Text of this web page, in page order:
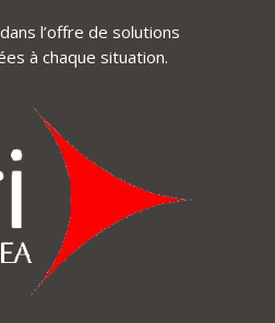
l’offre de solutions
à chaque situation.